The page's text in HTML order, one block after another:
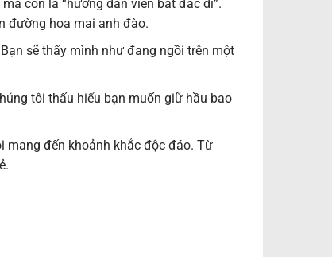
còn là “hướng dẫn viên bất đắc dĩ”.
đường hoa mai anh đào.
sẽ thấy mình như đang ngồi trên một
tôi thấu hiểu bạn muốn giữ hầu bao
mang đến khoảnh khắc độc đáo. Từ